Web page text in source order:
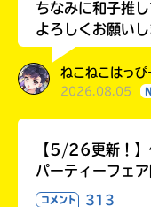
ちなみに和子推
よろしくお願い
ねこねこはっぴ
2026.08.05
【5/26更新！】
パーティーフェア
コメント 313